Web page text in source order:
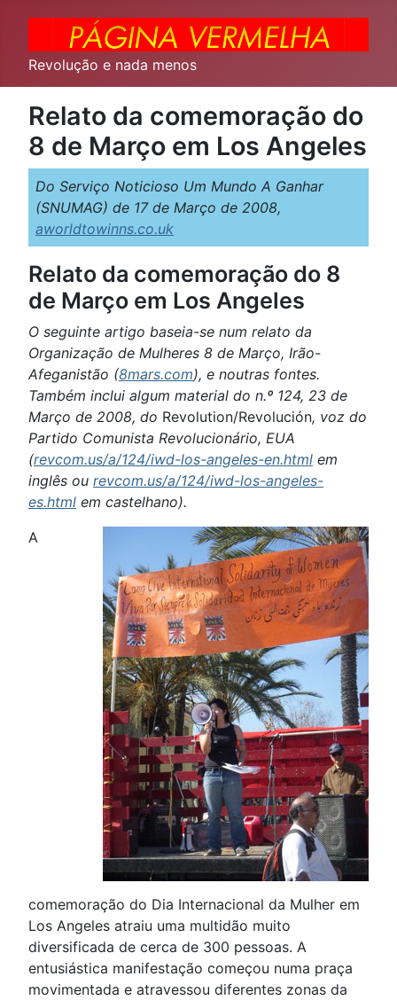
Revolução e nada menos
Relato da comemoração do
8 de Março em Los Angeles
Do Serviço Noticioso Um Mundo A Ganhar
(SNUMAG) de 17 de Março de 2008,
aworldtowinns.co.uk
Relato da comemoração do 8
de Março em Los Angeles
O seguinte artigo baseia-se num relato da
Organização de Mulheres 8 de Março, Irão-
Afeganistão (8mars.com), e noutras fontes.
Também inclui algum material do n.º 124, 23 de
Março de 2008, do Revolution/Revolución, voz do
Partido Comunista Revolucionário, EUA
(revcom.us/a/124/iwd-los-angeles-en.html em
inglês ou revcom.us/a/124/iwd-los-angeles-
es.html em castelhano).
A
comemoração do Dia Internacional da Mulher em
Los Angeles atraiu uma multidão muito
diversificada de cerca de 300 pessoas. A
entusiástica manifestação começou numa praça
movimentada e atravessou diferentes zonas da